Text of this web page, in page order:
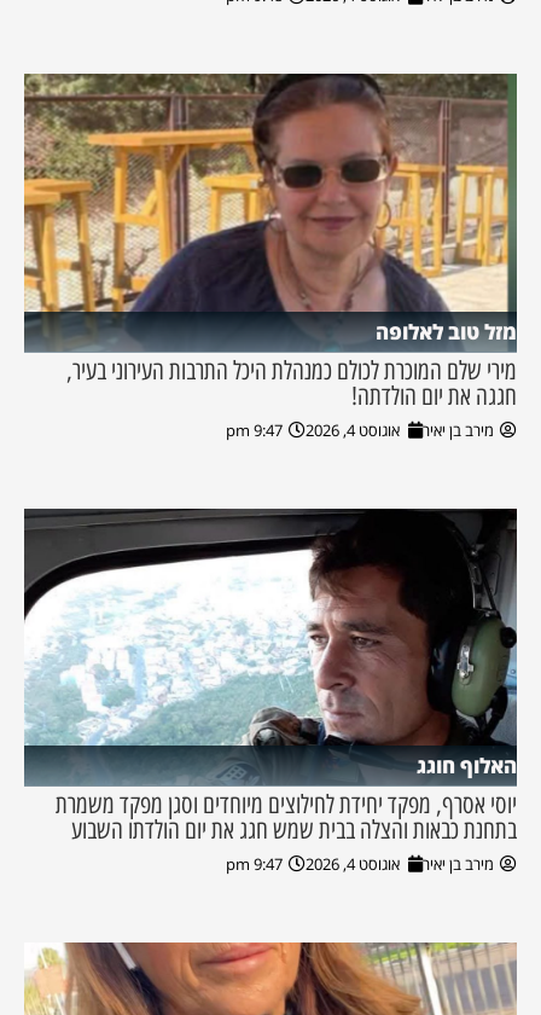
מזל טוב לאלופה
מירי שלם המוכרת לכולם כמנהלת היכל התרבות העירוני בעיר,
חגגה את יום הולדתה!
מירב בן יאיר אוגוסט 4, 2026 9:47 pm
האלוף חוגג
יוסי אסרף, מפקד יחידת לחילוצים מיוחדים וסגן מפקד משמרת
בתחנת כבאות והצלה בבית שמש חגג את יום הולדתו השבוע
מירב בן יאיר אוגוסט 4, 2026 9:47 pm